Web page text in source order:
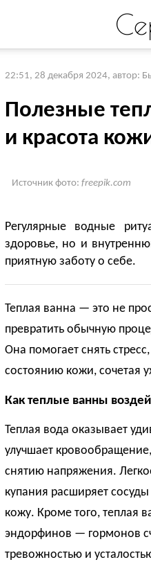
22:51, 28 декабря 2024, автор:
Полезные
и красота
Источник фото: freepik.com
Регулярные водные
здоровье, но и
приятную заботу о себе.
Теплая ванна — это не
превратить обычную
Она помогает снять
состоянию кожи, сочетая
Как теплые ванны
Теплая вода оказывает
улучшает
снятию напряжения.
купания расширяет
кожу. Кроме того, теплая
эндорфинов — гормонов
тревожностью и